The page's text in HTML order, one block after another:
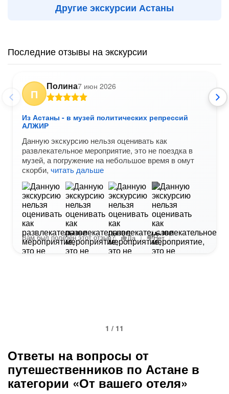
Другие экскурсии Астаны
Последние отзывы на экскурсии
П
Полина7 июн 2026
Из Астаны - в музей политических репрессий
АЛЖИР
Данную экскурсию нельзя оценивать как
развлекательное мероприятие, это не поездка в
музей, а погружение на небольшое время в омут
скорби, читать дальше
+1
Вам был полезен этот отзыв? Да Нет
1 / 11
Ответы на вопросы от
путешественников по Астане в
категории «От вашего отеля»